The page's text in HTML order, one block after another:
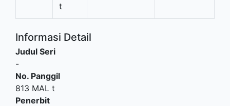
t
Informasi Detail
Judul Seri
-
No. Panggil
813 MAL t
Penerbit